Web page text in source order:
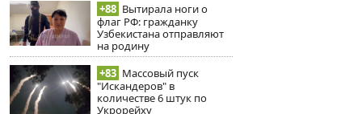
+88 Вытирала ноги о
флаг РФ: гражданку
Узбекистана отправляют
на родину
+83 Массовый пуск
"Искандеров" в
количестве 6 штук по
Укрорейху